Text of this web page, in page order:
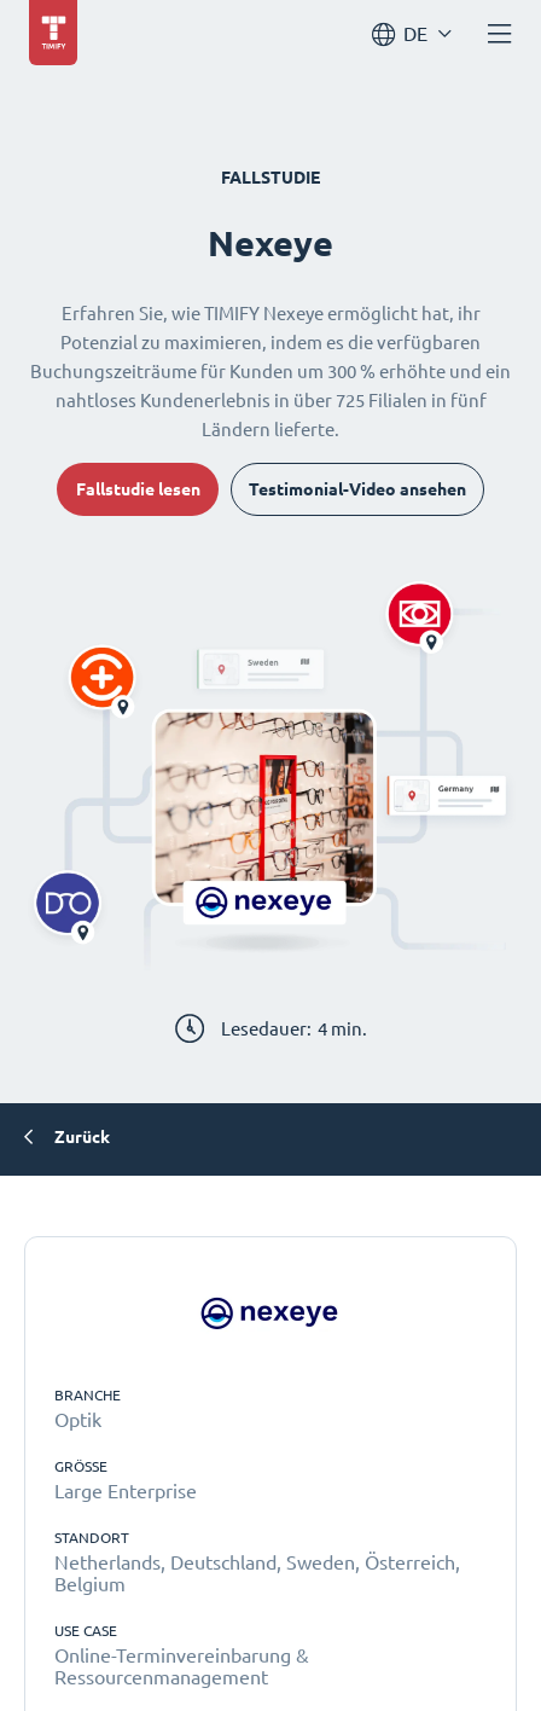
DE
FALLSTUDIE
Nexeye
Erfahren Sie, wie TIMIFY Nexeye ermöglicht hat, ihr
Potenzial zu maximieren, indem es die verfügbaren
Buchungszeiträume für Kunden um 300 % erhöhte und ein
nahtloses Kundenerlebnis in über 725 Filialen in fünf
Ländern lieferte.
Fallstudie lesen Testimonial-Video ansehen
Lesedauer: 4 min.
Zurück
BRANCHE
Optik
GRÖSSE
Large Enterprise
STANDORT
Netherlands, Deutschland, Sweden, Österreich,
Belgium
USE CASE
Online-Terminvereinbarung &
Ressourcenmanagement